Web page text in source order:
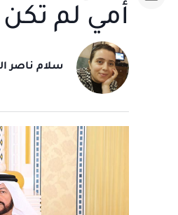
أمي لم تكن
سلام ناصر